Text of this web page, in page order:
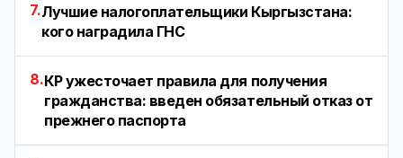
7.Лучшие налогоплательщики Кыргызстана:
кого наградила ГНС
8.КР ужесточает правила для получения
гражданства: введен обязательный отказ от
прежнего паспорта